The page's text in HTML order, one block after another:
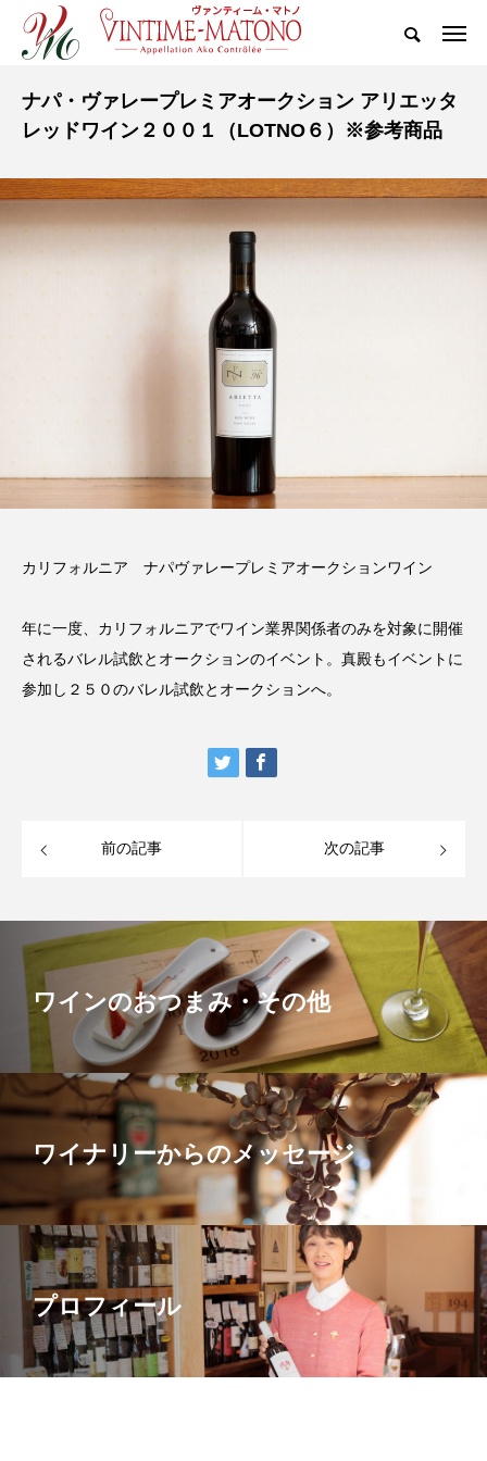
ナパ・ヴァレープレミアオークション アリエッタ
レッドワイン２００１（LOTNO６）※参考商品
カリフォルニア ナパヴァレープレミアオークションワイン
年に一度、カリフォルニアでワイン業界関係者のみを対象に開催
されるバレル試飲とオークションのイベント。真殿もイベントに
参加し２５０のバレル試飲とオークションへ。
前の記事 次の記事
ワインのおつまみ・その他
ワイナリーからのメッセージ
プロフィール